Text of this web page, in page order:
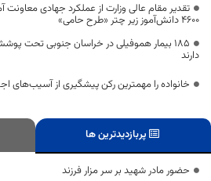
تقدیر مقام عالی وزارت از عملکرد جهادی
۴۶۰۰ دانش‌آموز زیر چتر «طرح حامی»
۱۸۵ بیمار هموفیلی در خراسان جنوبی تحت
دارند
خانواده را مهمترین رکن پیشگیری از آسیب‌های
پربازدیدترین ها
حضور مادر شهید بر سر مزار فرزند